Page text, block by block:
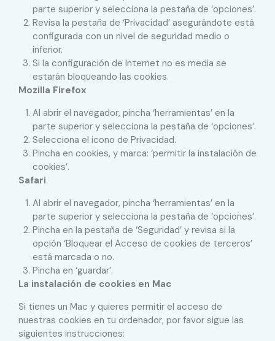
parte superior y selecciona la pestaña de ‘opciones’.
Revisa la pestaña de ‘Privacidad’ asegurándote está
configurada con un nivel de seguridad medio o
inferior.
Si la configuración de Internet no es media se
estarán bloqueando las cookies.
Mozilla Firefox
Al abrir el navegador, pincha ‘herramientas’ en la
parte superior y selecciona la pestaña de ‘opciones’.
Selecciona el icono de Privacidad.
Pincha en cookies, y marca: ‘permitir la instalación de
cookies’.
Safari
Al abrir el navegador, pincha ‘herramientas’ en la
parte superior y selecciona la pestaña de ‘opciones’.
Pincha en la pestaña de ‘Seguridad’ y revisa si la
opción ‘Bloquear el Acceso de cookies de terceros’
está marcada o no.
Pincha en ‘guardar’.
La instalación de cookies en Mac
Si tienes un Mac y quieres permitir el acceso de
nuestras cookies en tu ordenador, por favor sigue las
siguientes instrucciones: